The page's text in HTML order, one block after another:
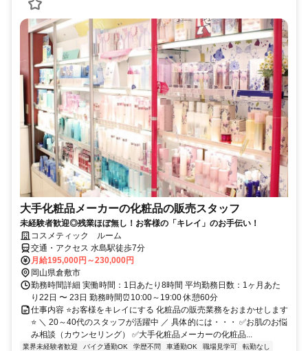
大手化粧品メーカーの化粧品の販売スタッフ
未経験者歓迎◎残業ほぼ無し！お客様の「キレイ」のお手伝い！
コスメティック ルーム
交通・アクセス 水島駅徒歩7分
月給195,000円～230,000円
岡山県倉敷市
勤務時間詳細 実働時間：1日あたり8時間 平均勤務日数：1ヶ月あた
り22日 〜 23日 勤務時間⏰10:00～19:00 休憩60分
仕事内容 ⭐お客様をキレイにする 化粧品の販売業務をおまかせします
⭐ ＼ 20～40代のスタッフが活躍中 ／ 具体的には・・・ ✅お肌のお悩
み相談（カウンセリング） ✅大手化粧品メーカーの化粧品...
業界未経験者歓迎 バイク通勤OK 学歴不問 車通勤OK 職場見学可
転勤なし